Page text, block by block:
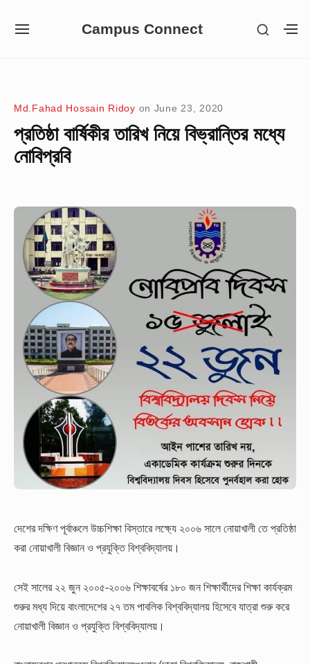
Campus Connect
SITE
SHOW
Md.Fahad Hossain Ridoy on June 23, 2020
প্রতিষ্ঠা বার্ষিকীর তারিখ নিয়ে বিভ্রান্তির মধ্যে
নোবিপ্রবি
দেশের দক্ষিণ পূর্বাঞ্চলে উচ্চশিক্ষা বিস্তারে লক্ষ্যে ২০০৬ সালে নোয়াখালী তে প্রতিষ্ঠা
করা নোয়াখালী বিজ্ঞান ও প্রযুক্তি বিশ্ববিদ্যালয়।
সেই সালের ২২ জুন ২০০৫-২০০৬ শিক্ষাবর্ষের ১৮০ জন শিক্ষার্থীদের শিক্ষা কার্যক্রম
শুরুর মধ্য দিয়ে বাংলাদেশের ২৭ তম পাবলিক বিশ্ববিদ্যালয় হিসেবে যাত্রা শুরু করে
নোয়াখালী বিজ্ঞান ও প্রযুক্তি বিশ্ববিদ্যালয়।